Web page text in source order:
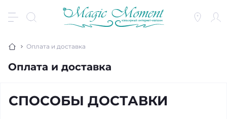
Оплата и доставка
Оплата и доставка
СПОСОБЫ ДОСТАВКИ